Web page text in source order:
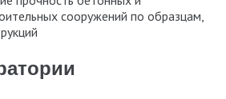
сооружений по образцам,